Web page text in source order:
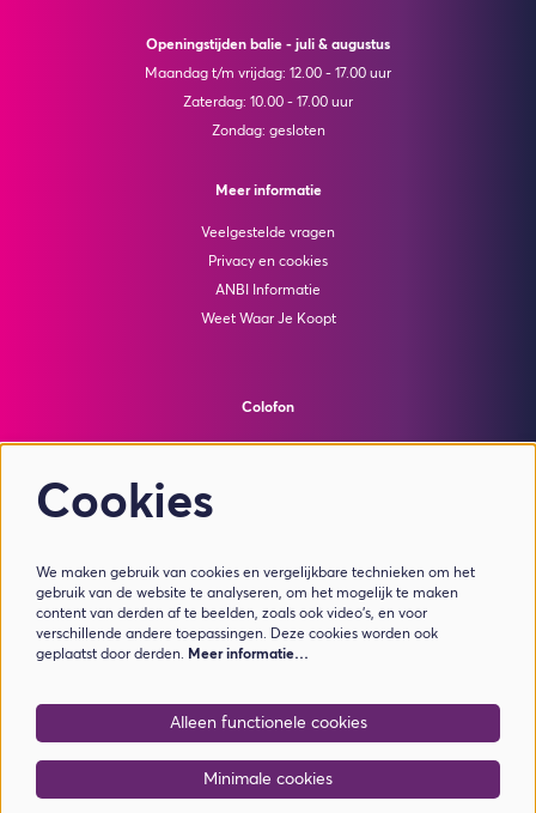
Openingstijden balie - juli & augustus
Maandag t/m vrijdag: 12.00 - 17.00 uur
Zaterdag: 10.00 - 17.00 uur
Zondag: gesloten
Meer informatie
Veelgestelde vragen
Privacy en cookies
ANBI Informatie
Weet Waar Je Koopt
Colofon
© Theater de Bussel
Meld je aan voor de nieuwsbrief
Aanmelden
Cookies
We maken gebruik van cookies en vergelijkbare technieken om het
gebruik van de website te analyseren, om het mogelijk te maken
content van derden af te beelden, zoals ook video’s, en voor
verschillende andere toepassingen. Deze cookies worden ook
geplaatst door derden. Meer informatie…
Alleen functionele cookies
Minimale cookies